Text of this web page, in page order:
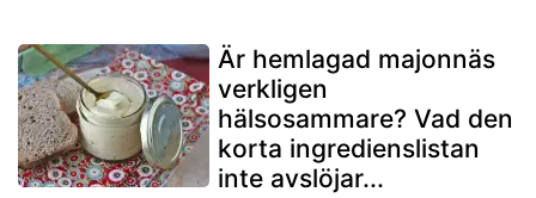
Är hemlagad majonnäs
verkligen
hälsosammare? Vad den
korta ingredienslistan
inte avslöjar...